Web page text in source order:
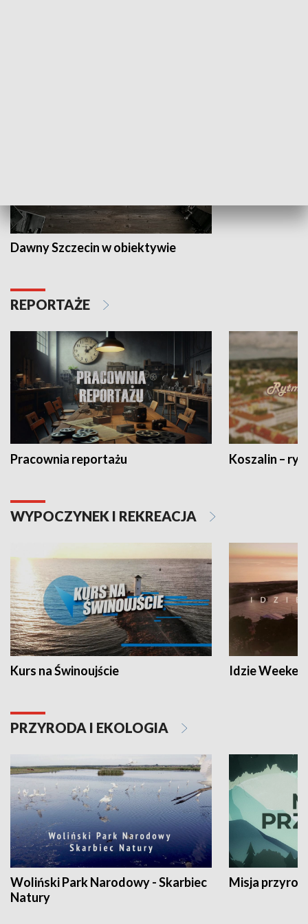
Dawny Szczecin w obiektywie
REPORTAŻE
Pracownia reportażu Koszalin –
WYPOCZYNEK I REKREACJA
Kurs na Świnoujście Idzie
PRZYRODA I EKOLOGIA
Woliński Park Narodowy - Skarbiec
Natury
Misja